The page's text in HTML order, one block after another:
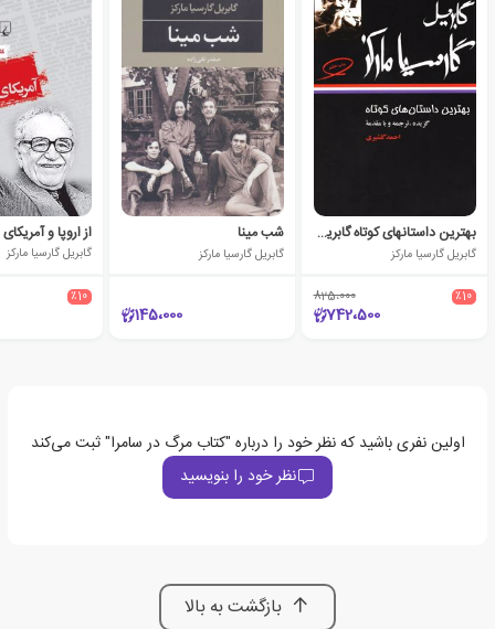
بهترین داستانهای کوتاه گابریل گارسیا مارکز
گابریل گارسیا مارکز
٪10 825،000
742،500
شب مینا
گابریل گارسیا مارکز
145،000
از اروپا و
گابریل گارسیا مارکز
٪10
اولین نفری باشید که نظر خود را درباره "کتاب مرگ در سامرا" ثبت می‌کند
نظر خود را بنویسید
بازگشت به بالا